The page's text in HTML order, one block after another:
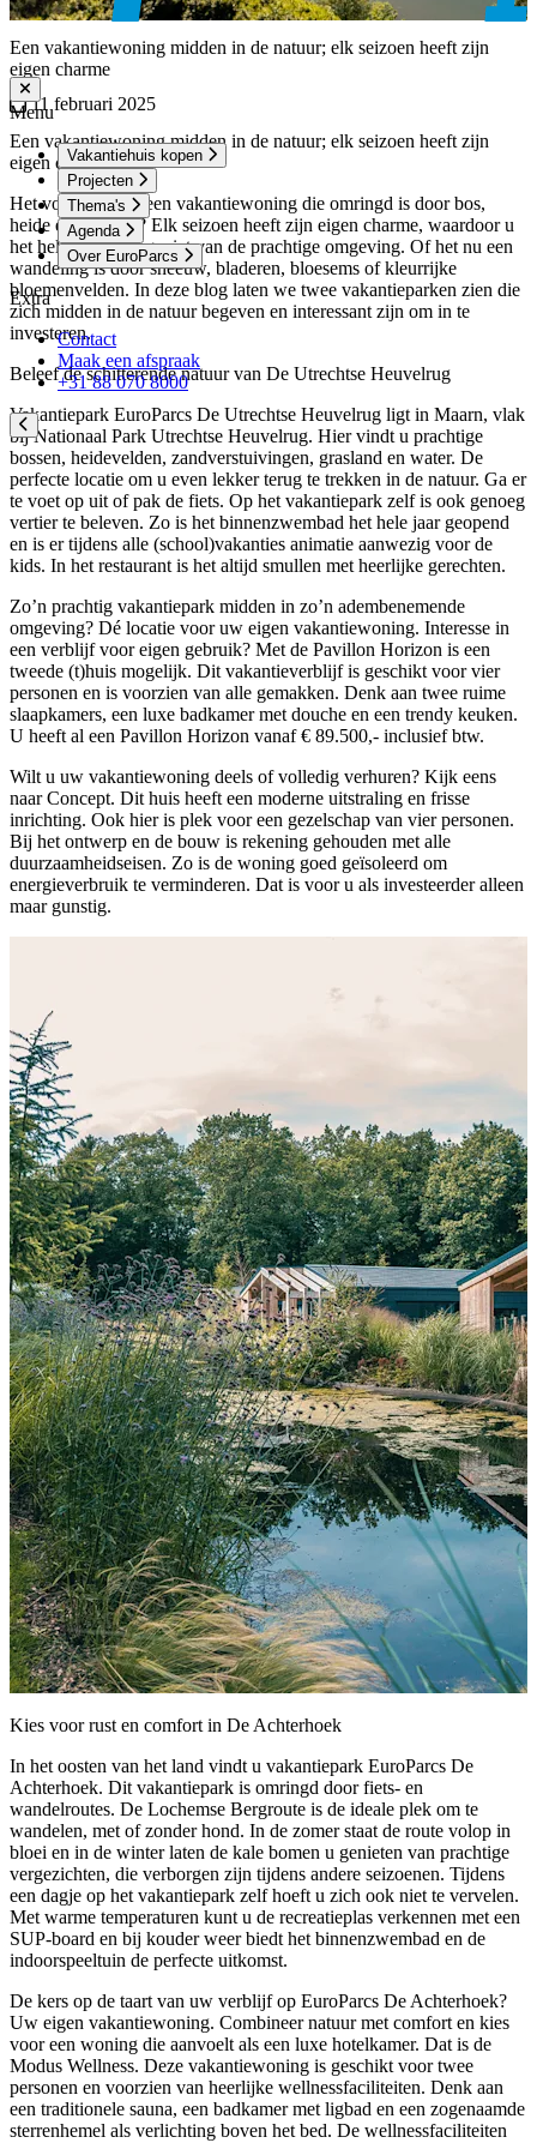
Menu
Vakantiehuis kopen
Projecten
Thema's
Agenda
Over EuroParcs
Extra
Contact
Maak een afspraak
+31 88 070 8000
Een vakantiewoning midden in de natuur; elk seizoen heeft zijn
eigen charme
11 februari 2025
Een vakantiewoning midden in de natuur; elk seizoen heeft zijn
eigen charme
Het voordeel van een vakantiewoning die omringd is door bos,
heide en weiland? Elk seizoen heeft zijn eigen charme, waardoor u
het hele jaar door geniet van de prachtige omgeving. Of het nu een
wandeling is door sneeuw, bladeren, bloesems of kleurrijke
bloemenvelden. In deze blog laten we twee vakantieparken zien die
zich midden in de natuur begeven en interessant zijn om in te
investeren.
Beleef de schitterende natuur van De Utrechtse Heuvelrug
Vakantiepark EuroParcs De Utrechtse Heuvelrug ligt in Maarn, vlak
bij Nationaal Park Utrechtse Heuvelrug. Hier vindt u prachtige
bossen, heidevelden, zandverstuivingen, grasland en water. De
perfecte locatie om u even lekker terug te trekken in de natuur. Ga er
te voet op uit of pak de fiets. Op het vakantiepark zelf is ook genoeg
vertier te beleven. Zo is het binnenzwembad het hele jaar geopend
en is er tijdens alle (school)vakanties animatie aanwezig voor de
kids. In het restaurant is het altijd smullen met heerlijke gerechten.
Zo’n prachtig vakantiepark midden in zo’n adembenemende
omgeving? Dé locatie voor uw eigen vakantiewoning. Interesse in
een verblijf voor eigen gebruik? Met de Pavillon Horizon is een
tweede (t)huis mogelijk. Dit vakantieverblijf is geschikt voor vier
personen en is voorzien van alle gemakken. Denk aan twee ruime
slaapkamers, een luxe badkamer met douche en een trendy keuken.
U heeft al een Pavillon Horizon vanaf € 89.500,- inclusief btw.
Wilt u uw vakantiewoning deels of volledig verhuren? Kijk eens
naar Concept. Dit huis heeft een moderne uitstraling en frisse
inrichting. Ook hier is plek voor een gezelschap van vier personen.
Bij het ontwerp en de bouw is rekening gehouden met alle
duurzaamheidseisen. Zo is de woning goed geïsoleerd om
energieverbruik te verminderen. Dat is voor u als investeerder alleen
maar gunstig.
Kies voor rust en comfort in De Achterhoek
In het oosten van het land vindt u vakantiepark EuroParcs De
Achterhoek. Dit vakantiepark is omringd door fiets- en
wandelroutes. De Lochemse Bergroute is de ideale plek om te
wandelen, met of zonder hond. In de zomer staat de route volop in
bloei en in de winter laten de kale bomen u genieten van prachtige
vergezichten, die verborgen zijn tijdens andere seizoenen. Tijdens
een dagje op het vakantiepark zelf hoeft u zich ook niet te vervelen.
Met warme temperaturen kunt u de recreatieplas verkennen met een
SUP-board en bij kouder weer biedt het binnenzwembad en de
indoorspeeltuin de perfecte uitkomst.
De kers op de taart van uw verblijf op EuroParcs De Achterhoek?
Uw eigen vakantiewoning. Combineer natuur met comfort en kies
voor een woning die aanvoelt als een luxe hotelkamer. Dat is de
Modus Wellness. Deze vakantiewoning is geschikt voor twee
personen en voorzien van heerlijke wellnessfaciliteiten. Denk aan
een traditionele sauna, een badkamer met ligbad en een zogenaamde
sterrenhemel als verlichting boven het bed. De wellnessfaciliteiten